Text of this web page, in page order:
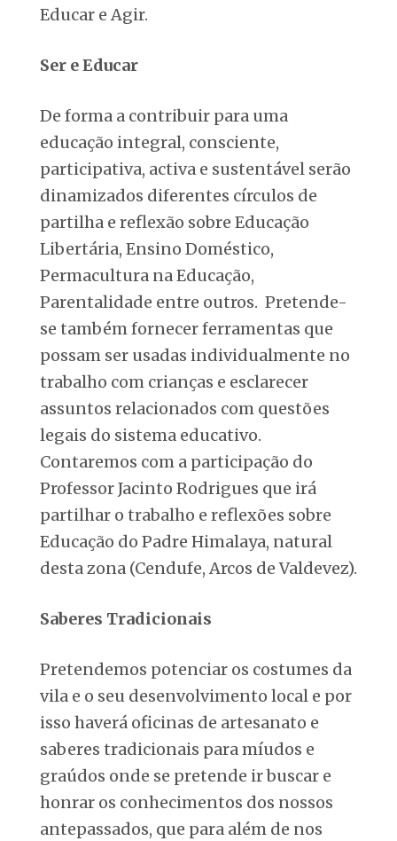
Educar e Agir.
Ser e Educar
De forma a contribuir para uma
educação integral, consciente,
participativa, activa e sustentável serão
dinamizados diferentes círculos de
partilha e reflexão sobre Educação
Libertária, Ensino Doméstico,
Permacultura na Educação,
Parentalidade entre outros. Pretende-
se também fornecer ferramentas que
possam ser usadas individualmente no
trabalho com crianças e esclarecer
assuntos relacionados com questões
legais do sistema educativo.
Contaremos com a participação do
Professor Jacinto Rodrigues que irá
partilhar o trabalho e reflexões sobre
Educação do Padre Himalaya, natural
desta zona (Cendufe, Arcos de Valdevez).
Saberes Tradicionais
Pretendemos potenciar os costumes da
vila e o seu desenvolvimento local e por
isso haverá oficinas de artesanato e
saberes tradicionais para míudos e
graúdos onde se pretende ir buscar e
honrar os conhecimentos dos nossos
antepassados, que para além de nos